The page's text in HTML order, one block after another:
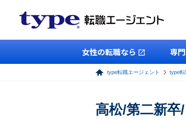
女性の転職なら 専
type転職エージェント type
高松/第二新